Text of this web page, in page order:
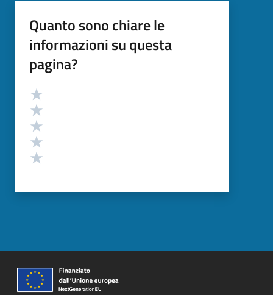
Quanto sono chiare le
informazioni su questa
pagina?
Valutazione